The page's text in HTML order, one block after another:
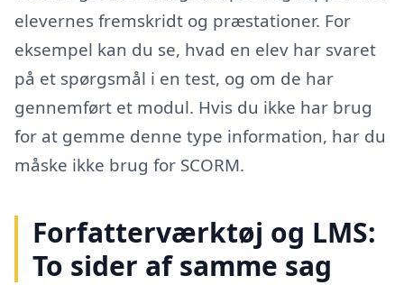
elevernes fremskridt og præstationer. For
eksempel kan du se, hvad en elev har svaret
på et spørgsmål i en test, og om de har
gennemført et modul. Hvis du ikke har brug
for at gemme denne type information, har du
måske ikke brug for SCORM.
Forfatterværktøj og LMS:
To sider af samme sag